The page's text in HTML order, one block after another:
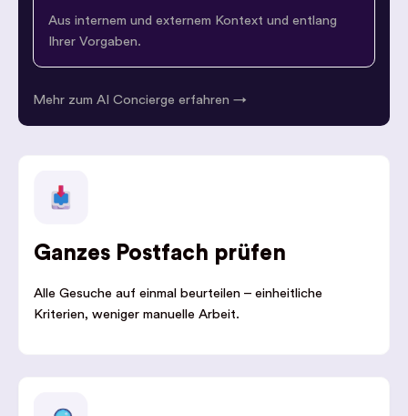
Aus internem und externem Kontext und entlang
Ihrer Vorgaben.
Mehr zum AI Concierge erfahren →
Ganzes Postfach prüfen
Alle Gesuche auf einmal beurteilen – einheitliche
Kriterien, weniger manuelle Arbeit.